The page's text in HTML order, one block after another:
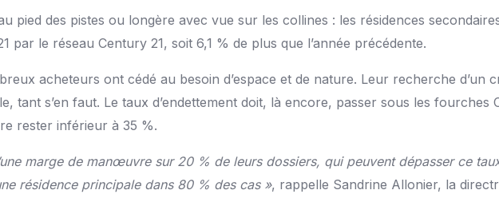
pied des pistes ou longère avec vue sur les collines : les résidences
par le réseau Century 21, soit 6,1 % de plus que l’année précédente.
acheteurs ont cédé au besoin d’espace et de nature. Leur recherche d’un
tant s’en faut. Le taux d’endettement doit, là encore, passer sous les fourches
rester inférieur à 35 %.
marge de manœuvre sur 20 % de leurs dossiers, qui peuvent dépasser ce
résidence principale dans 80 % des cas », rappelle Sandrine Allonier, la